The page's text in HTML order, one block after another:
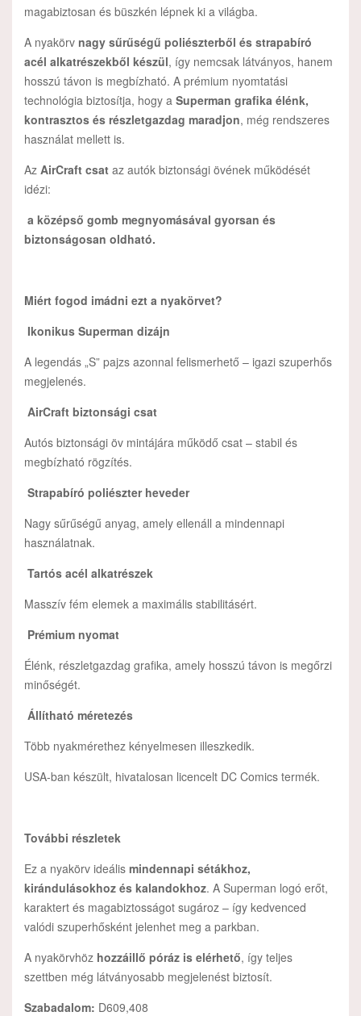
magabiztosan és büszkén lépnek ki a világba.
A nyakörv nagy sűrűségű poliészterből és strapabíró
acél alkatrészekből készül, így nemcsak látványos, hanem
hosszú távon is megbízható. A prémium nyomtatási
technológia biztosítja, hogy a Superman grafika élénk,
kontrasztos és részletgazdag maradjon, még rendszeres
használat mellett is.
Az AirCraft csat az autók biztonsági övének működését
idézi:
a középső gomb megnyomásával gyorsan és
biztonságosan oldható.
Miért fogod imádni ezt a nyakörvet?
Ikonikus Superman dizájn
A legendás „S” pajzs azonnal felismerhető – igazi szuperhős
megjelenés.
AirCraft biztonsági csat
Autós biztonsági öv mintájára működő csat – stabil és
megbízható rögzítés.
Strapabíró poliészter heveder
Nagy sűrűségű anyag, amely ellenáll a mindennapi
használatnak.
Tartós acél alkatrészek
Masszív fém elemek a maximális stabilitásért.
Prémium nyomat
Élénk, részletgazdag grafika, amely hosszú távon is megőrzi
minőségét.
Állítható méretezés
Több nyakmérethez kényelmesen illeszkedik.
USA-ban készült, hivatalosan licencelt DC Comics termék.
További részletek
Ez a nyakörv ideális mindennapi sétákhoz,
kirándulásokhoz és kalandokhoz. A Superman logó erőt,
karaktert és magabiztosságot sugároz – így kedvenced
valódi szuperhősként jelenhet meg a parkban.
A nyakörvhöz hozzáillő póráz is elérhető, így teljes
szettben még látványosabb megjelenést biztosít.
Szabadalom: D609,408